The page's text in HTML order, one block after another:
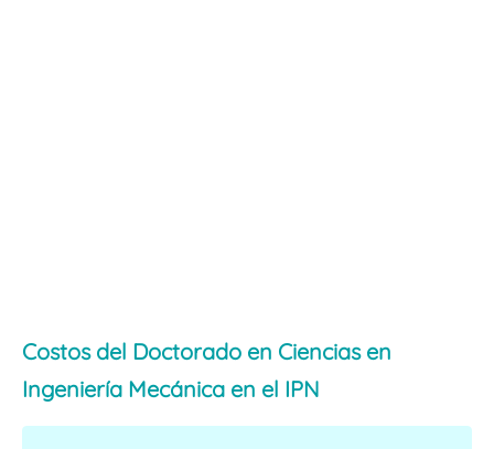
Costos del Doctorado en Ciencias en
Ingeniería Mecánica en el IPN